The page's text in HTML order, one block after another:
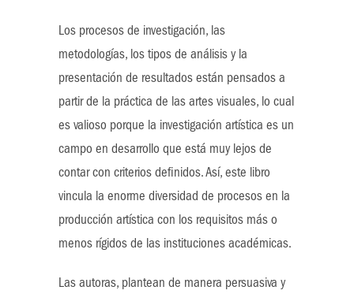
Los procesos de investigación, las
metodologías, los tipos de análisis y la
presentación de resultados están pensados a
partir de la práctica de las artes visuales, lo cual
es valioso porque la investigación artística es un
campo en desarrollo que está muy lejos de
contar con criterios definidos. Así, este libro
vincula la enorme diversidad de procesos en la
producción artística con los requisitos más o
menos rígidos de las instituciones académicas.
Las autoras, plantean de manera persuasiva y